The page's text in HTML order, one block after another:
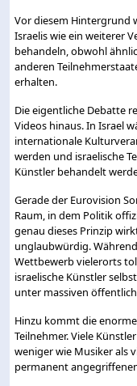
Vor diesem Hintergrund
Israelis wie ein weiterer
behandeln, obwohl
anderen
erhalten.
Die eigentliche Debatte
Videos hinaus. In Israel
internationale
werden und israelische
Künstler behandelt
Gerade der Eurovision
Raum, in dem Politik
genau dieses Prinzip
unglaubwürdig.
Wettbewerb vielerorts
israelische Künstler
unter massiven
Hinzu kommt die
Teilnehmer. Viele
weniger wie Musiker als
permanent